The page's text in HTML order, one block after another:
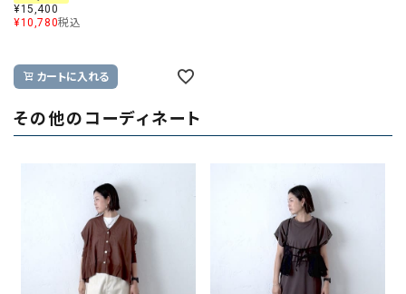
¥15,400
¥10,780税込
カートに入れる
その他のコーディネート